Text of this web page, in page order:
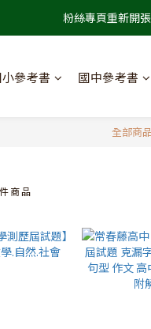
粉絲專頁重新開
參考書 國中參考書
全部商
商品